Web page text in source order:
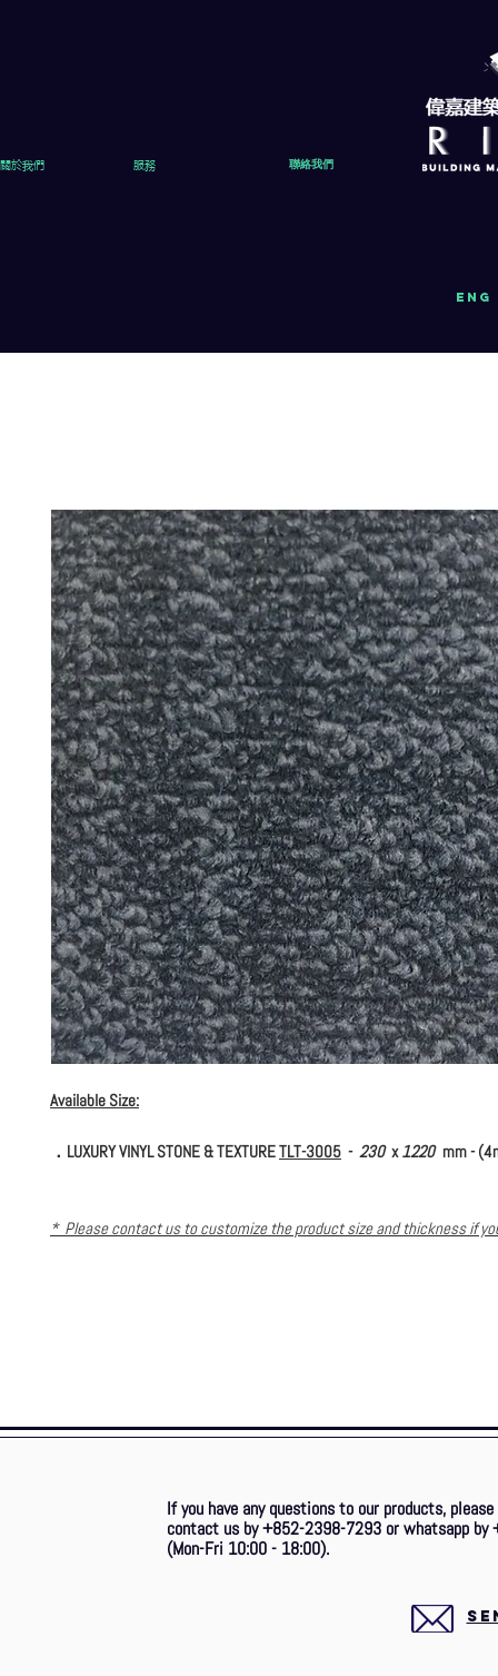
關於我們 服務 聯絡我們
eng
Available Size:
．LUXURY VINYL STONE & TEXTURETLT-3005 - 230x1220mm -
* Please contact us to customize the product size and thickness if
If you have any questions to our products,
contact us by +852-2398-7293 or whatsapp by
(Mon-Fri 10:00 - 18:00).